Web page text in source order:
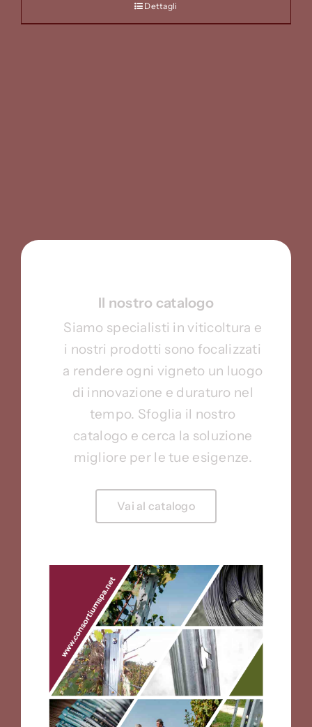
Dettagli
Il nostro catalogo
Siamo specialisti in viticoltura e
i nostri prodotti sono focalizzati
a rendere ogni vigneto un luogo
di innovazione e duraturo nel
tempo. Sfoglia il nostro
catalogo e cerca la soluzione
migliore per le tue esigenze.
Vai al catalogo